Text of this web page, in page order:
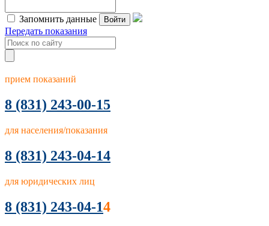
Запомнить данные Войти
Передать показания
прием показаний
8 (831) 243-00-15
для населения/показания
8 (831) 243-04-14
для юридических лиц
8 (831) 243-04-14